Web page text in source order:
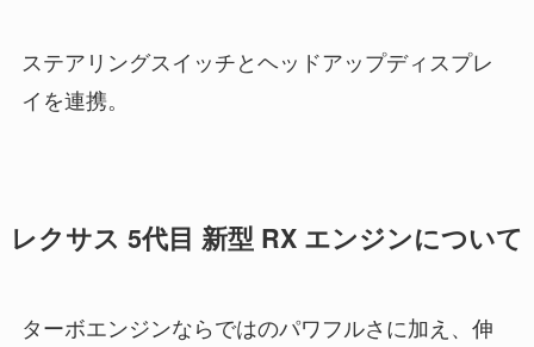
ステアリングスイッチとヘッドアップディスプレ
イを連携。
レクサス 5代目 新型 RX エンジンについて
ターボエンジンならではのパワフルさに加え、伸